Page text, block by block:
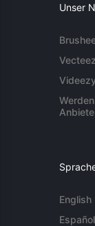
Unser
Videezy
English
Español